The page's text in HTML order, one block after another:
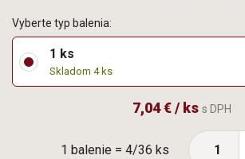
1 balenie = 4/36 ks
Vyberte typ balenia:
1 ks
Skladom 4 ks
7,04 € / ks s DPH